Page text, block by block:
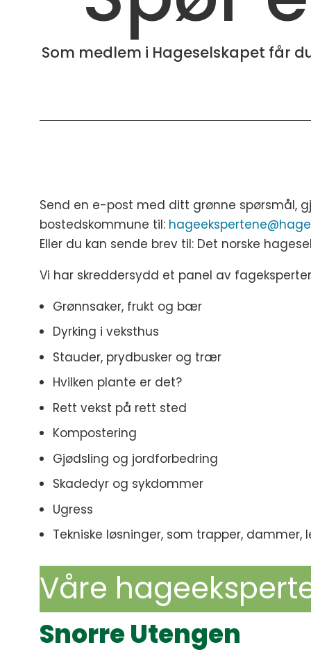
Som medlem i Hageselskapet får
Send en e-post med ditt grønne spørsmål,
bostedskommune til:
Eller du kan sende brev til: Det norske
Vi har skreddersydd et panel av
Grønnsaker, frukt og bær
Dyrking i veksthus
Stauder, prydbusker og trær
Hvilken plante er det?
Rett vekst på rett sted
Kompostering
Gjødsling og jordforbedring
Skadedyr og sykdommer
Ugress
Tekniske løsninger, som trapper, dammer,
Våre
Snorre Utengen